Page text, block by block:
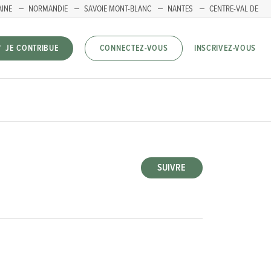
NORMANDIE SAVOIE MONT-BLANC NANTES
CENTRE-VAL DE
JE CONTRIBUE CONNECTEZ-VOUS INSCRIVEZ-VOUS
SUIVRE